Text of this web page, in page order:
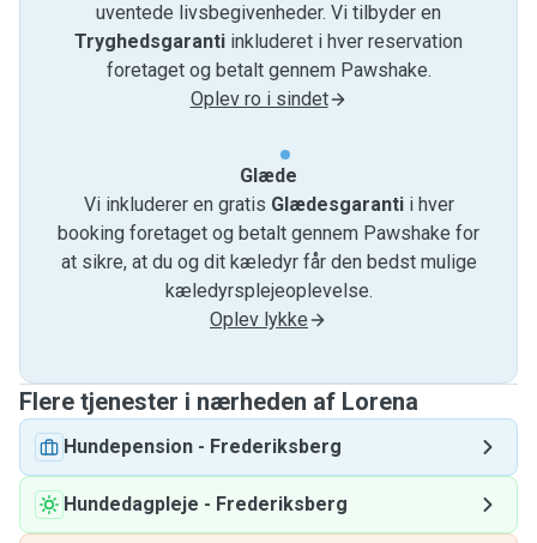
uventede livsbegivenheder. Vi tilbyder en
Tryghedsgaranti inkluderet i hver reservation
foretaget og betalt gennem Pawshake.
Oplev ro i sindet
Glæde
Vi inkluderer en gratis Glædesgarantii hver
booking foretaget og betalt gennem Pawshake for
at sikre, at du og dit kæledyr får den bedst mulige
kæledyrsplejeoplevelse.
Oplev lykke
Flere tjenester i nærheden af ​​Lorena
Hundepension - Frederiksberg
Hundedagpleje - Frederiksberg